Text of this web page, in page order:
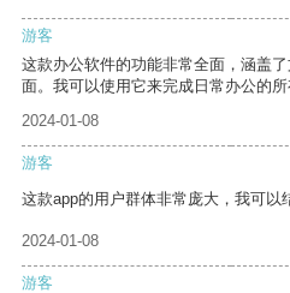
游客
这款办公软件的功能非常全面，涵盖
面。我可以使用它来完成日常办公的所
2024-01-08
游客
这款app的用户群体非常庞大，我可以
2024-01-08
游客